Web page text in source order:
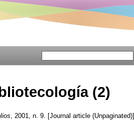
(2)
, 2001, n. 9. [Journal article (Unpaginated)]